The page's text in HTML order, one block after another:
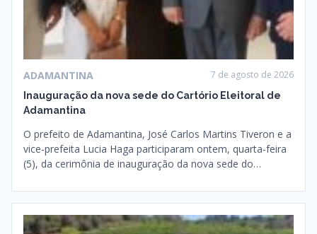
ADAMANTINA 7 de agosto de 2026
Inauguração da nova sede do Cartório Eleitoral de
Adamantina
O prefeito de Adamantina, José Carlos Martins Tiveron e a
vice-prefeita Lucia Haga participaram ontem, quarta-feira
(5), da cerimônia de inauguração da nova sede do…